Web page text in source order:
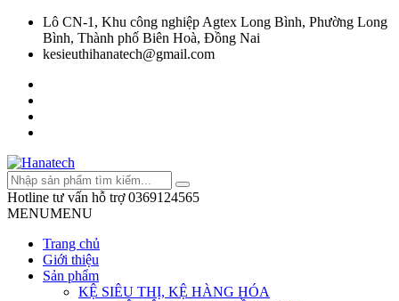
Lô CN-1, Khu công nghiệp Agtex Long Bình, Phường Long
Bình, Thành phố Biên Hoà, Đồng Nai
kesieuthihanatech@gmail.com
Hotline tư vấn hỗ trợ 0369124565
MENUMENU
Trang chủ
Giới thiệu
Sản phẩm
KỆ SIÊU THỊ, KỆ HÀNG HÓA